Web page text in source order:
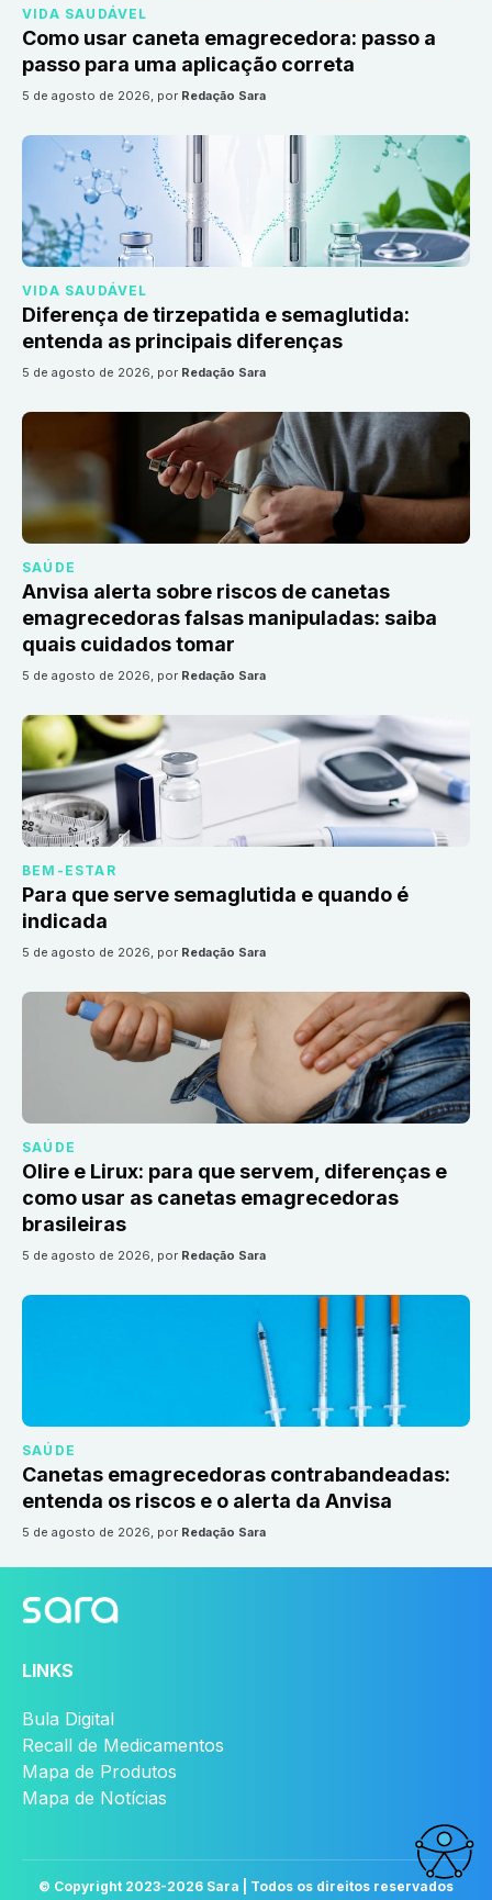
VIDA SAUDÁVEL
Como usar caneta emagrecedora: passo a
passo para uma aplicação correta
5 de agosto de 2026, por Redação Sara
VIDA SAUDÁVEL
Diferença de tirzepatida e semaglutida:
entenda as principais diferenças
5 de agosto de 2026, por Redação Sara
SAÚDE
Anvisa alerta sobre riscos de canetas
emagrecedoras falsas manipuladas: saiba
quais cuidados tomar
5 de agosto de 2026, por Redação Sara
BEM-ESTAR
Para que serve semaglutida e quando é
indicada
5 de agosto de 2026, por Redação Sara
SAÚDE
Olire e Lirux: para que servem, diferenças e
como usar as canetas emagrecedoras
brasileiras
5 de agosto de 2026, por Redação Sara
SAÚDE
Canetas emagrecedoras contrabandeadas:
entenda os riscos e o alerta da Anvisa
5 de agosto de 2026, por Redação Sara
LINKS
Bula Digital
Recall de Medicamentos
Mapa de Produtos
Mapa de Notícias
© Copyright 2023-2026 Sara | Todos os direitos reservados